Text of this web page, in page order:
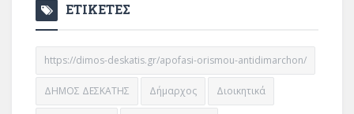
ΕΤΙΚΕΤΕΣ
https://dimos-deskatis.gr/apofasi-orismou-antidimarchon/
ΔΗΜΟΣ ΔΕΣΚΑΤΗΣ Δήμαρχος Διοικητικά